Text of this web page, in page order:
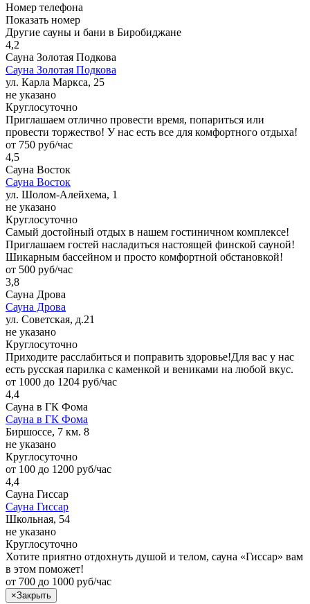
Номер телефона
Показать номер
Другие сауны и бани в Биробиджане
4,2
Сауна Золотая Подкова
Сауна Золотая Подкова
ул. Карла Маркса, 25
не указано
Круглосуточно
Приглашаем отлично провести время, попариться или
провести торжество! У нас есть все для комфортного отдыха!
от 750 руб/час
4,5
Сауна Восток
Сауна Восток
ул. Шолом-Алейхема, 1
не указано
Круглосуточно
Самый достойный отдых в нашем гостиничном комплексе!
Приглашаем гостей насладиться настоящей финской сауной!
Шикарным бассейном и просто комфортной обстановкой!
от 500 руб/час
3,8
Сауна Дрова
Сауна Дрова
ул. Советская, д.21
не указано
Круглосуточно
Приходите расслабиться и поправить здоровье!Для вас у нас
есть русская парилка с каменкой и вениками на любой вкус.
от 1000 до 1204 руб/час
4,4
Сауна в ГК Фома
Сауна в ГК Фома
Биршоссе, 7 км. 8
не указано
Круглосуточно
от 100 до 1200 руб/час
4,4
Сауна Гиссар
Сауна Гиссар
Школьная, 54
не указано
Круглосуточно
Хотите приятно отдохнуть душой и телом, сауна «Гиссар» вам
в этом поможет!
от 700 до 1000 руб/час
×Закрыть